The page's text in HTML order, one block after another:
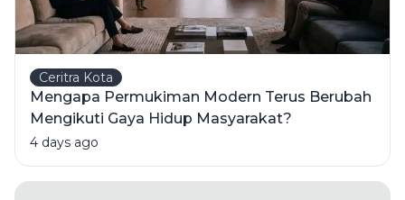
Ceritra Kota
Mengapa Permukiman Modern Terus Berubah
Mengikuti Gaya Hidup Masyarakat?
4 days ago